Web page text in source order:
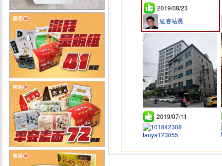
2019/08/23
紘睿站長
2019/07/11
tanya123055